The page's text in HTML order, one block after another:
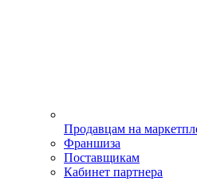
Продавцам на
Франшиза
Поставщикам
Кабинет партнера